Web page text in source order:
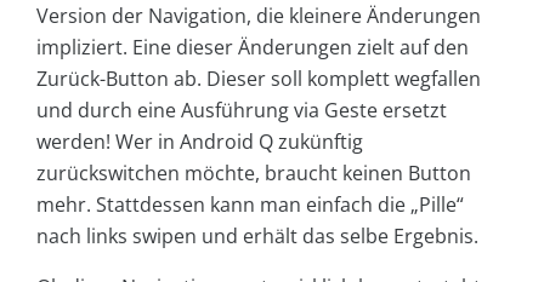
Version der Navigation, die kleinere Änderungen
impliziert. Eine dieser Änderungen zielt auf den
Zurück-Button ab. Dieser soll komplett wegfallen
und durch eine Ausführung via Geste ersetzt
werden! Wer in Android Q zukünftig
zurückswitchen möchte, braucht keinen Button
mehr. Stattdessen kann man einfach die „Pille“
nach links swipen und erhält das selbe Ergebnis.